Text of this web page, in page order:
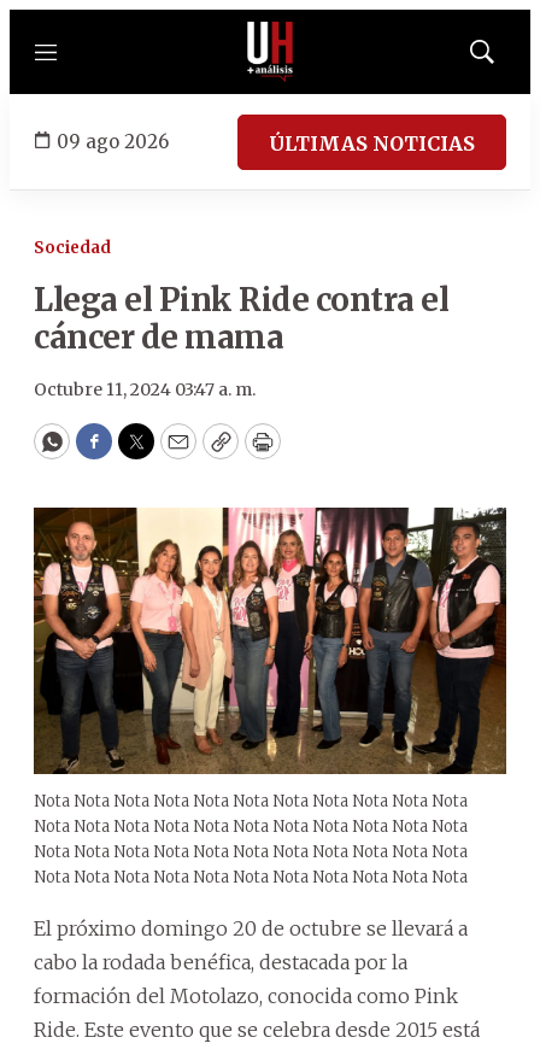
Menú
Mostrar
09 ago 2026 ÚLTIMAS NOTICIAS
Sociedad
Llega el Pink Ride contra el
cáncer de mama
Octubre 11, 2024 03:47 a. m.
WhatsApp
Facebook
Twitter
EmailCopyPrint
Nota Nota Nota Nota Nota Nota Nota Nota Nota Nota Nota
Nota Nota Nota Nota Nota Nota Nota Nota Nota Nota Nota
Nota Nota Nota Nota Nota Nota Nota Nota Nota Nota Nota
Nota Nota Nota Nota Nota Nota Nota Nota Nota Nota Nota
El próximo domingo 20 de octubre se llevará a
cabo la rodada benéfica, destacada por la
formación del Motolazo, conocida como Pink
Ride. Este evento que se celebra desde 2015 está